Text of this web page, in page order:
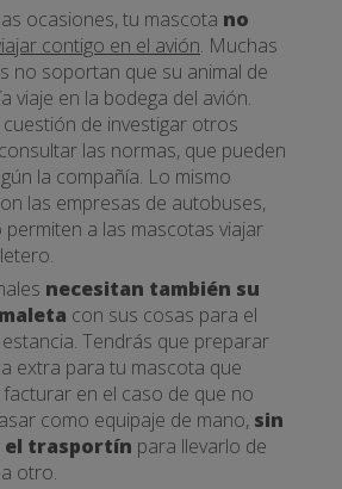
ocasiones, tu mascota no
contigo en el avión. Muchas
no soportan que su animal de
viaje en la bodega del avión.
de investigar otros
las normas, que pueden
la compañía. Lo mismo
las empresas de autobuses,
permiten a las mascotas viajar
necesitan también su
con sus cosas para el
estancia. Tendrás que preparar
extra para tu mascota que
en el caso de que no
como equipaje de mano, sin
el trasportín para llevarlo de
otro.